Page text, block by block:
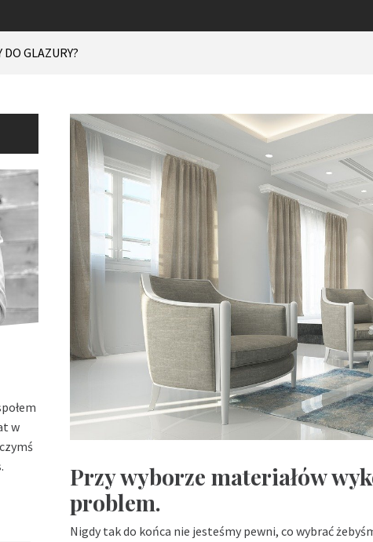
GLAZURY?
Przy wyborze materiałów
problem.
Nigdy tak do końca nie jesteśmy pewni, co wybrać
w